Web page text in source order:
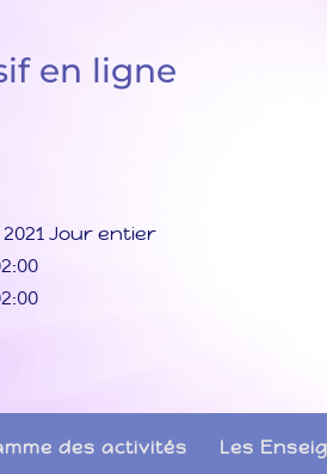
en ligne
Jour entier
des activités Les